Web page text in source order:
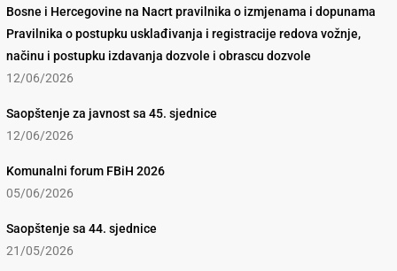
Bosne i Hercegovine na Nacrt pravilnika o izmjenama i dopunama
Pravilnika o postupku usklađivanja i registracije redova vožnje,
načinu i postupku izdavanja dozvole i obrascu dozvole
12/06/2026
Saopštenje za javnost sa 45. sjednice
12/06/2026
Komunalni forum FBiH 2026
05/06/2026
Saopštenje sa 44. sjednice
21/05/2026